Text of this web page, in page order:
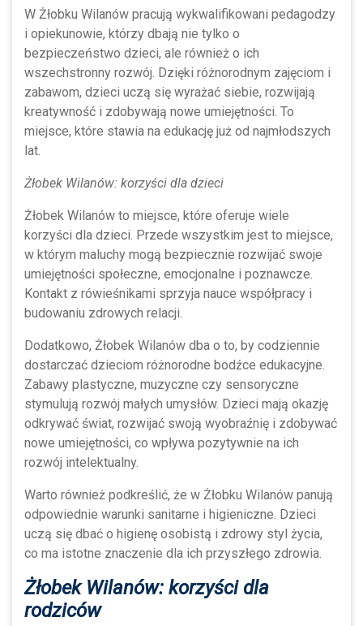
W Żłobku Wilanów pracują wykwalifikowani pedagodzy
i opiekunowie, którzy dbają nie tylko o
bezpieczeństwo dzieci, ale również o ich
wszechstronny rozwój. Dzięki różnorodnym zajęciom i
zabawom, dzieci uczą się wyrażać siebie, rozwijają
kreatywność i zdobywają nowe umiejętności. To
miejsce, które stawia na edukację już od najmłodszych
lat.
Żłobek Wilanów: korzyści dla dzieci
Żłobek Wilanów to miejsce, które oferuje wiele
korzyści dla dzieci. Przede wszystkim jest to miejsce,
w którym maluchy mogą bezpiecznie rozwijać swoje
umiejętności społeczne, emocjonalne i poznawcze.
Kontakt z rówieśnikami sprzyja nauce współpracy i
budowaniu zdrowych relacji.
Dodatkowo, Żłobek Wilanów dba o to, by codziennie
dostarczać dzieciom różnorodne bodźce edukacyjne.
Zabawy plastyczne, muzyczne czy sensoryczne
stymulują rozwój małych umysłów. Dzieci mają okazję
odkrywać świat, rozwijać swoją wyobraźnię i zdobywać
nowe umiejętności, co wpływa pozytywnie na ich
rozwój intelektualny.
Warto również podkreślić, że w Żłobku Wilanów panują
odpowiednie warunki sanitarne i higieniczne. Dzieci
uczą się dbać o higienę osobistą i zdrowy styl życia,
co ma istotne znaczenie dla ich przyszłego zdrowia.
Żłobek Wilanów: korzyści dla
rodziców